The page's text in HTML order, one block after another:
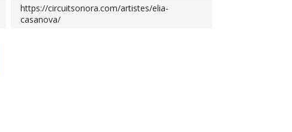
https://circuitsonora.com/artistes/elia-
casanova/